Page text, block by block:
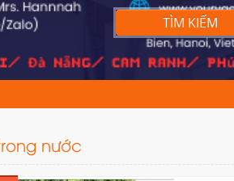
TÌM KIẾM
nước